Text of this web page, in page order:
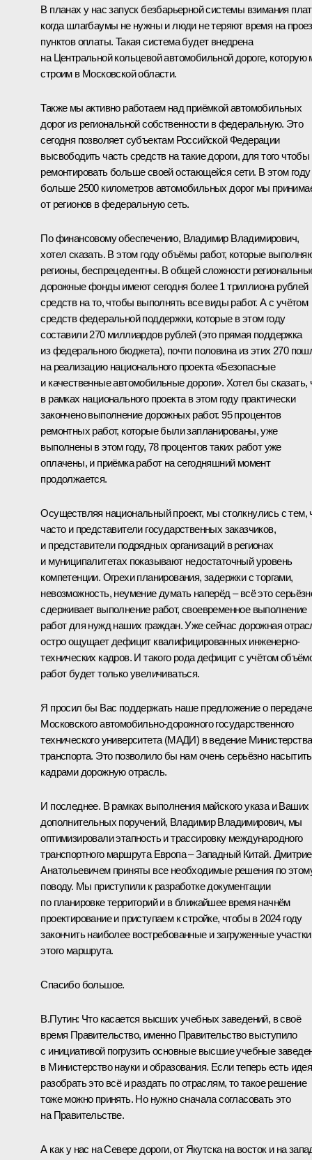
В планах у нас запуск безбарьерной системы взимания
когда шлагбаумы не нужны и люди не теряют время на
пунктов оплаты. Такая система будет внедрена
на Центральной кольцевой автомобильной дороге, которую
строим в Московской области.
Также мы активно работаем над приёмкой автомобильных
дорог из региональной собственности в федеральную. Это
сегодня позволяет субъектам Российской Федерации
высвободить часть средств на такие дороги, для того чтобы
ремонтировать больше своей остающейся сети. В этом году
больше 2500 километров автомобильных дорог мы
от регионов в федеральную сеть.
По финансовому обеспечению, Владимир Владимирович,
хотел сказать. В этом году объёмы работ, которые
регионы, беспрецедентны. В общей сложности
дорожные фонды имеют сегодня более 1 триллиона рублей
средств на то, чтобы выполнять все виды работ. А с учётом
средств федеральной поддержки, которые в этом году
составили 270 миллиардов рублей (это прямая поддержка
из федерального бюджета), почти половина из этих 270
на реализацию национального проекта «Безопасные
и качественные автомобильные дороги». Хотел бы сказать,
в рамках национального проекта в этом году практически
закончено выполнение дорожных работ. 95 процентов
ремонтных работ, которые были запланированы, уже
выполнены в этом году, 78 процентов таких работ уже
оплачены, и приёмка работ на сегодняшний момент
продолжается.
Осуществляя национальный проект, мы столкнулись с тем,
часто и представители государственных заказчиков,
и представители подрядных организаций в регионах
и муниципалитетах показывают недостаточный уровень
компетенции. Огрехи планирования, задержки с торгами,
невозможность, неумение думать наперёд – всё это
сдерживает выполнение работ, своевременное выполнение
работ для нужд наших граждан. Уже сейчас дорожная
остро ощущает дефицит квалифицированных инженерно-
технических кадров. И такого рода дефицит с учётом
работ будет только увеличиваться.
Я просил бы Вас поддержать наше предложение о передаче
Московского автомобильно-дорожного государственного
технического университета (МАДИ) в ведение Министерства
транспорта. Это позволило бы нам очень серьёзно насытить
кадрами дорожную отрасль.
И последнее. В рамках выполнения майского указа и Ваших
дополнительных поручений, Владимир Владимирович, мы
оптимизировали этапность и трассировку международного
транспортного маршрута Европа – Западный Китай.
Анатольевичем приняты все необходимые решения по
поводу. Мы приступили к разработке документации
по планировке территорий и в ближайшее время начнём
проектирование и приступаем к стройке, чтобы в 2024 году
закончить наиболее востребованные и загруженные участки
этого маршрута.
Спасибо большое.
В.Путин: Что касается высших учебных заведений, в своё
время Правительство, именно Правительство выступило
с инициативой погрузить основные высшие учебные
в Министерство науки и образования. Если теперь есть идея
разобрать это всё и раздать по отраслям, то такое решение
тоже можно принять. Но нужно сначала согласовать это
на Правительстве.
А как у нас на Севере дороги, от Якутска на восток и на